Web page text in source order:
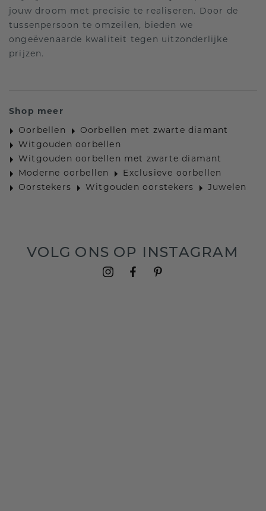
jouw droom met precisie te realiseren. Door de
tussenpersoon te omzeilen, bieden we
ongeëvenaarde kwaliteit tegen uitzonderlijke
prijzen.
Shop meer
Oorbellen
Oorbellen met zwarte diamant
Witgouden oorbellen
Witgouden oorbellen met zwarte diamant
Moderne oorbellen
Exclusieve oorbellen
Oorstekers
Witgouden oorstekers Juwelen
VOLG ONS OP INSTAGRAM